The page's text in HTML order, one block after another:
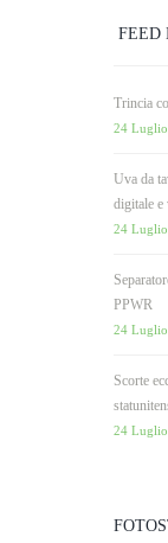
FEED
Trincia
24
Uva da
digitale e
24
PPWR
24
Scorte
24